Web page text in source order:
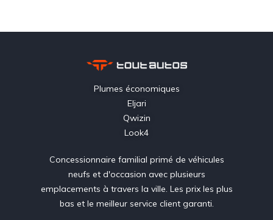
Plumes économiques
Eljari
Qwizin
Look4
Concessionnaire familial primé de véhicules
neufs et d'occasion avec plusieurs
emplacements à travers la ville. Les prix les plus
bas et le meilleur service client garanti.